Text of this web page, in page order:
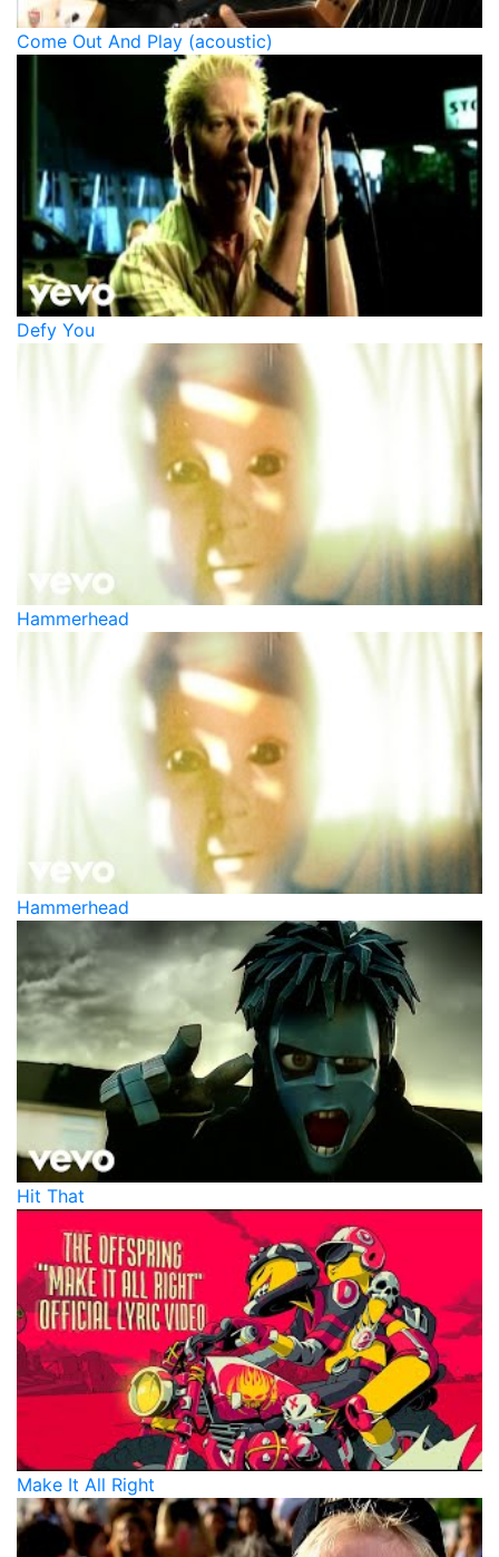
Come Out And Play (acoustic)
Defy You
Hammerhead
Hammerhead
Hit That
Make It All Right